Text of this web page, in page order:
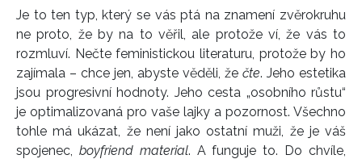
Je to ten typ, který se vás ptá na znamení zvěrokruhu
ne proto, že by na to věřil, ale protože ví, že vás to
rozmluví. Nečte feministickou literaturu, protože by ho
zajímala – chce jen, abyste věděli, že čte. Jeho estetika
jsou progresivní hodnoty. Jeho cesta „osobního růstu“
je optimalizovaná pro vaše lajky a pozornost. Všechno
tohle má ukázat, že není jako ostatní muži, že je váš
spojenec, boyfriend material. A funguje to. Do chvíle,